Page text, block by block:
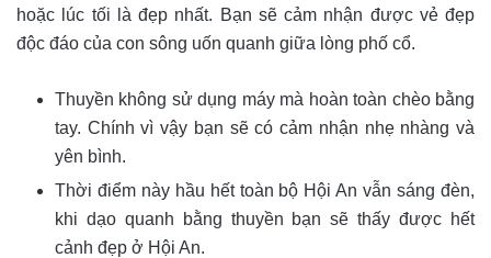
hoặc lúc tối là đẹp nhất. Bạn sẽ cảm nhận được vẻ đẹp
độc đáo của con sông uốn quanh giữa lòng phố cổ.
Thuyền không sử dụng máy mà hoàn toàn chèo bằng
tay. Chính vì vậy bạn sẽ có cảm nhận nhẹ nhàng và
yên bình.
Thời điểm này hầu hết toàn bộ Hội An vẫn sáng đèn,
khi dạo quanh bằng thuyền bạn sẽ thấy được hết
cảnh đẹp ở Hội An.